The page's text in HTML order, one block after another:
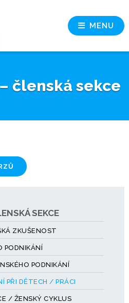
MENU
členská sekce
SEKCE
ZKUŠENOST
PODNIKÁNÍ
PODNIKÁNÍ
PŘI DĚTECH / PRÁCI
/ ŽENSKÝ CYKLUS